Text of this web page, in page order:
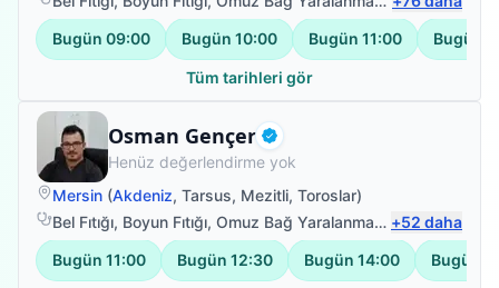
bilgi veriyor; sonrasında planladığı egzersizlere
geçiliyor. Her seans bitiminde gelişme kaydettik.
İletişimi güçlü, ilgili, özenli.
Bugün 09:00 Bugün 10:00 Bugün 11:00 Bugün
Tüm tarihleri gör
Osman Gençer Doğrulanmış
Fizyoterapist
Henüz değerlendirme yok
Mersin (Akdeniz, Tarsus, Mezitli, Toroslar)
Bel Fıtığı, Boyun Fıtığı, Omuz Bağ Yaralanması ,Sırt Ağrısı
+52 daha
Bugün 11:00 Bugün 12:30 Bugün 14:00 Bugün